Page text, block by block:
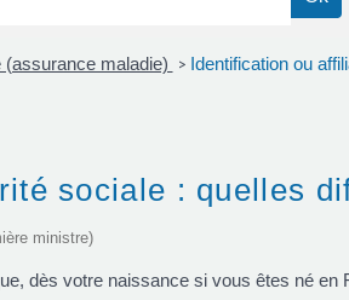
maladie) > Identification ou
sociale : quelles
ministre)
dès votre naissance si vous êtes né